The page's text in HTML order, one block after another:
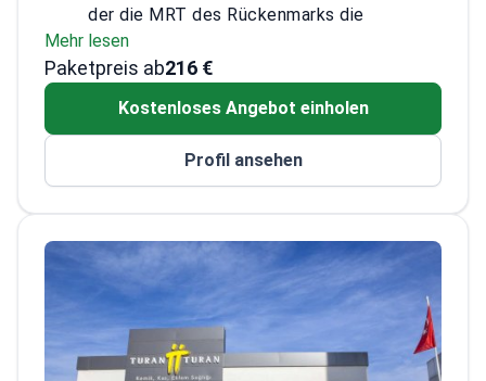
der die MRT des Rückenmarks die
orthopädische Diagnostik unterstützt
Absolvierte ein Externship in
Northwestern University Medical School in
Mitglied der American Association of
chirurgische Behandlungen chronischer
Erkrankungen wie Morbus Bechterew
Behandelt komplexe Gelenk- und
Wirbelsäulenprobleme unter Einsatz
robotergestützter Technologien und
Mehr lesen
Paketpreis ab216 €
Kostenloses Angebot einholen
Profil ansehen